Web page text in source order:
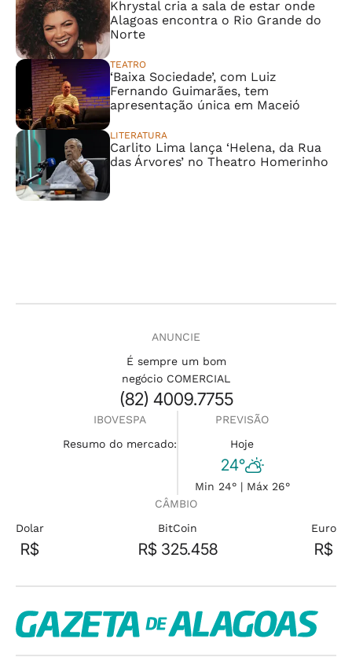
Khrystal cria a sala de estar onde
Alagoas encontra o Rio Grande do
Norte
TEATRO
‘Baixa Sociedade’, com Luiz
Fernando Guimarães, tem
apresentação única em Maceió
LITERATURA
Carlito Lima lança ‘Helena, da Rua
das Árvores’ no Theatro Homerinho
ANUNCIE
É sempre um bom
negócio COMERCIAL
(82) 4009.7755
IBOVESPA
Resumo do mercado:
PREVISÃO
Hoje
24°
Min 24° | Máx 26°
CÂMBIO
Dolar
R$
BitCoin
R$ 325.458
Euro
R$